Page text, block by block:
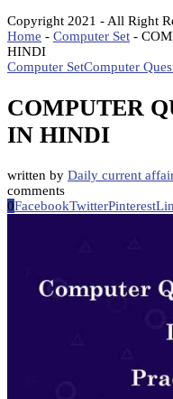
Copyright 2021 - All Right
Home - Computer Set -
HINDI
Computer SetComputer
COMPUTER
IN HINDI
written by Daily current
comments
0FacebookTwitterPinterest